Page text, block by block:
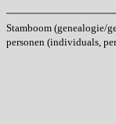
Stamboom (genealogie/
personen (individuals,